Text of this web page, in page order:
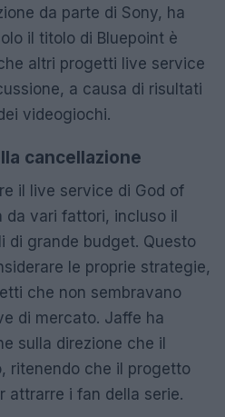
da parte di Sony, ha
il titolo di Bluepoint è
altri progetti live service
a causa di risultati
videogiochi.
cancellazione
il live service di God of
da vari fattori, incluso il
di grande budget. Questo
le proprie strategie,
che non sembravano
di mercato. Jaffe ha
sulla direzione che il
ritenendo che il progetto
attrarre i fan della serie.